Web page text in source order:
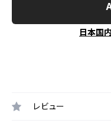
日本国
レビュー